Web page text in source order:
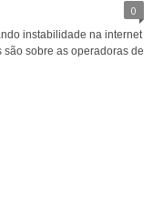
0
instabilidade na internet
são sobre as operadoras de